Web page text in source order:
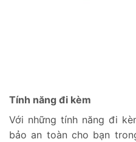
Tính năng đi kèm
Với những tính năng đi
bảo an toàn cho bạn